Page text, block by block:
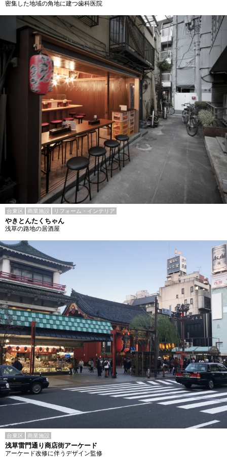
密集した地域の角地に建つ歯科医院
台東区 商業施設 リフォーム・インテリア
やきとんたくちゃん
浅草の路地の居酒屋
台東区 商業施設
浅草雷門通り商店街アーケード
アーケード改修に伴うデザイン監修